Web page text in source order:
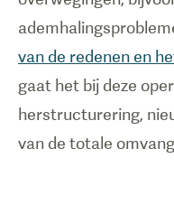
van de redenen en
gaat het bij deze
herstructurering,
van de totale